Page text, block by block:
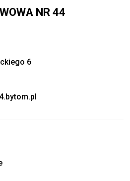
NR 44
6